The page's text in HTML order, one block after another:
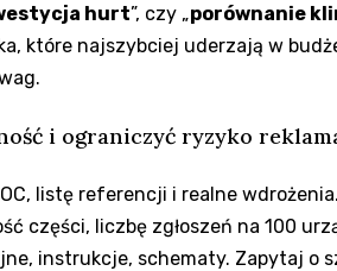
hurt”, czy „porównanie
które najszybciej uderzają w
i ograniczyć ryzyko
listę referencji i realne
części, liczbę zgłoszeń na 100
instrukcje, schematy. Zapytaj o